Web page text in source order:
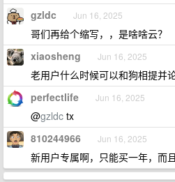
gzldc Jun 16, 2025
哥们再给个缩写，，是啥啥云？
xiaosheng Jun 16, 2025
老用户什么时候可以和狗相提并
perfectlife Jun 16, 2025
@gzldc tx
810244966 Jun 16, 2025
新用户专属啊，只能买一年，而